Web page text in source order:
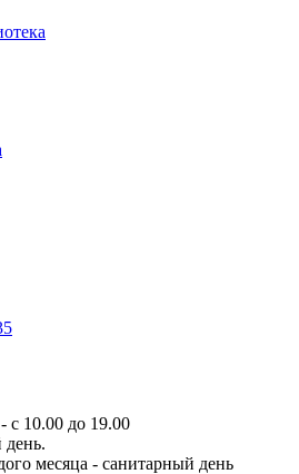
с 10.00 до 19.00
день.
месяца - санитарный день